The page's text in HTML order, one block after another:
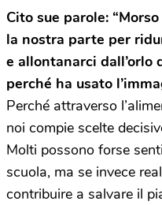
Cito sue parole:
la nostra parte per
e allontanarci dall’orlo
perché ha usato
Perché attraverso
noi compie scelte
Molti possono forse
scuola, ma se invece
contribuire a salvare il